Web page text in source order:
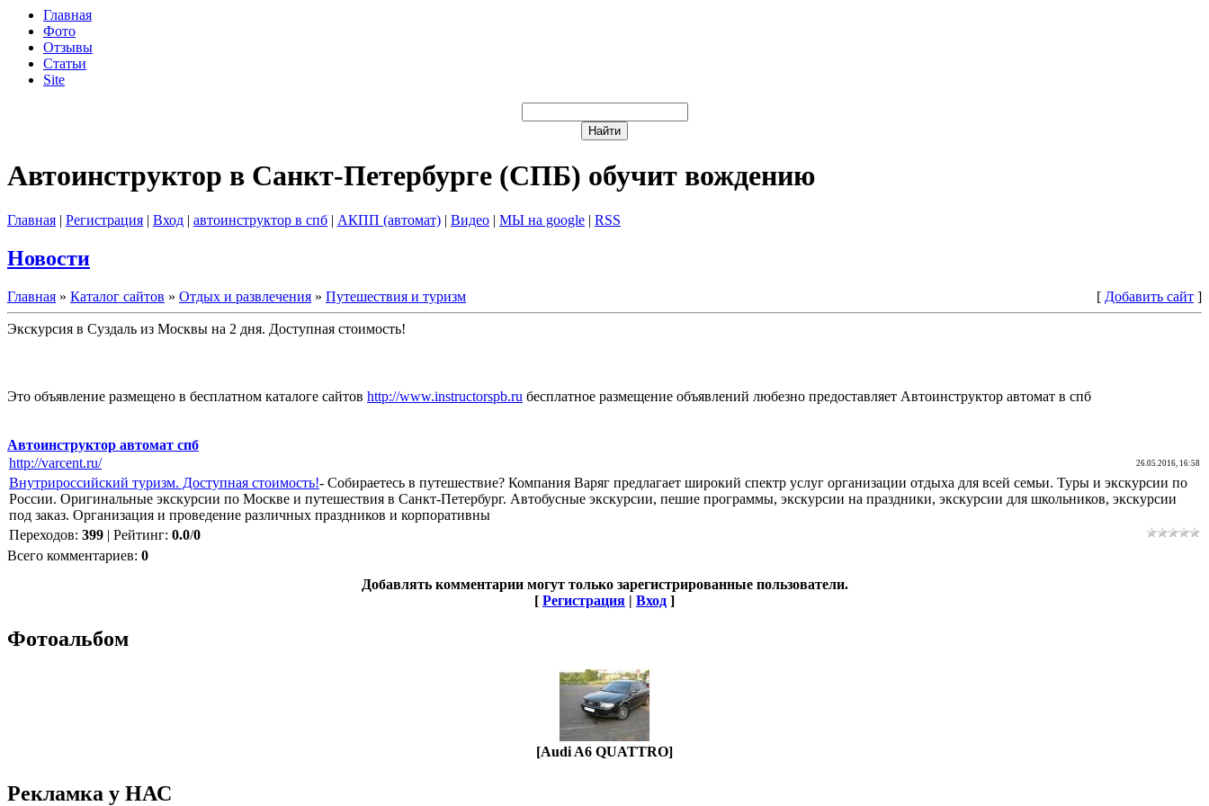
Главная
Фото
Отзывы
Статьи
Site
Автоинструктор в Санкт-Петербурге (СПБ) обучит вождению
Главная | Регистрация | Вход | автоинструктор в спб | АКПП (автомат) | Видео | МЫ на google | RSS
Новости
Главная » Каталог сайтов » Отдых и развлечения » Путешествия и туризм [ Добавить сайт ]
Экскурсия в Суздаль из Москвы на 2 дня. Доступная стоимость!
Это объявление размещено в бесплатном каталоге сайтов http://www.instructorspb.ru бесплатное размещение объявлений любезно предоставляет Автоинструктор автомат в спб
Автоинструктор автомат спб
http://varcent.ru/
26.05.2016, 16:58
Внутрироссийский туризм. Доступная стоимость!- Собираетесь в путешествие? Компания Варяг предлагает широкий спектр услуг организации отдыха для всей семьи. Туры и экскурсии по
России. Оригинальные экскурсии по Москве и путешествия в Санкт-Петербург. Автобусные экскурсии, пешие программы, экскурсии на праздники, экскурсии для школьников, экскурсии
под заказ. Организация и проведение различных праздников и корпоративны
Переходов: 399 | Рейтинг: 0.0/0
Всего комментариев: 0
Добавлять комментарии могут только зарегистрированные пользователи.
[ Регистрация | Вход ]
Фотоальбом
[Audi A6 QUATTRO]
Рекламка у НАС